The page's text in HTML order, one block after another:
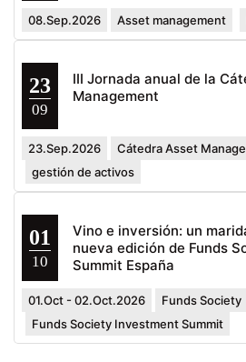
08.Sep.2026 Asset management
23
09
III Jornada anual de la
Management
23.Sep.2026
Cátedra Asset
gestión de activos
01
10
Vino e inversión: un
nueva edición de Funds
Summit España
01.Oct - 02.Oct.2026
Funds Society
Funds Society Investment Summit